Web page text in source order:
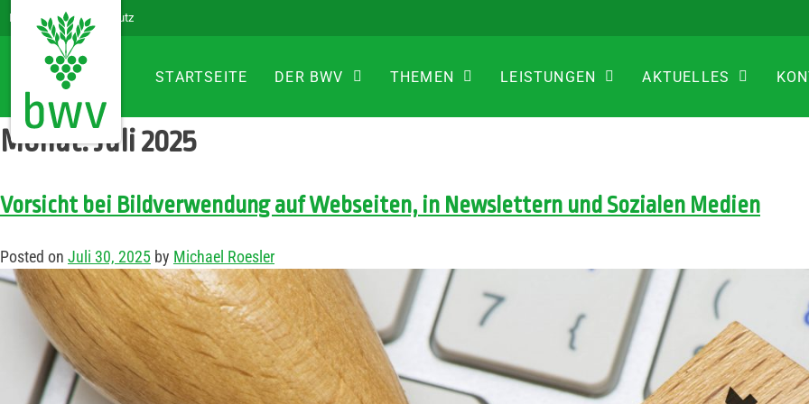
ImpressumDatenschutz
STARTSEITE DER BWV THEMEN LEISTUNGEN AKTUELLES
Monat:Juli 2025
Vorsicht bei Bildverwendung auf Webseiten, in Newslettern und Sozialen Medien
Posted on Juli 30, 2025 by Michael Roesler